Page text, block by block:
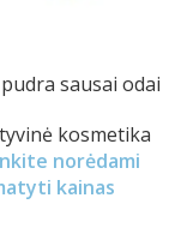
sausai odai
kosmetika
norėdami
kainas